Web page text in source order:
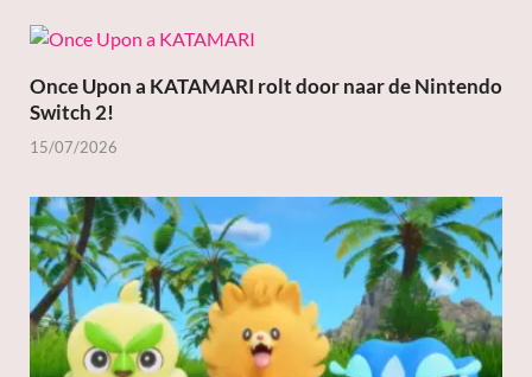
Once Upon a KATAMARI rolt door naar de Nintendo
Switch 2!
15/07/2026